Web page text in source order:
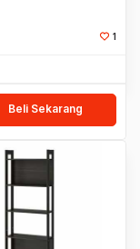
1
Beli Sekarang